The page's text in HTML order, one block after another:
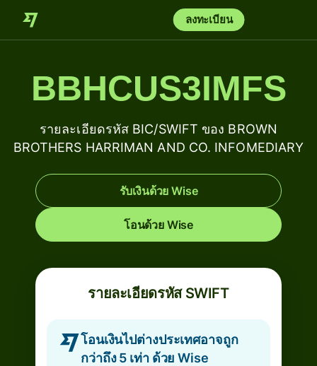
ลงทะเบียน
BBHCUS3IMFS
รายละเอียดรหัส BIC/SWIFT ของ BROWN
BROTHERS HARRIMAN AND CO. INFOMEDIARY
รับเงินด้วย Wise
โอนด้วย Wise
รายละเอียดรหัส SWIFT
โอนเงินไปต่างประเทศอาจถูก
กว่าถึง 5 เท่า ด้วย Wise